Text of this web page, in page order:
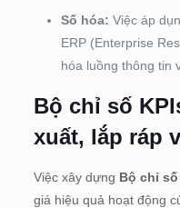
Số hóa: Việc áp
ERP (Enterprise
hóa luồng thông tin
Bộ chỉ số
xuất, lắp ráp
Việc xây dựng Bộ chỉ số
giá hiệu quả hoạt động